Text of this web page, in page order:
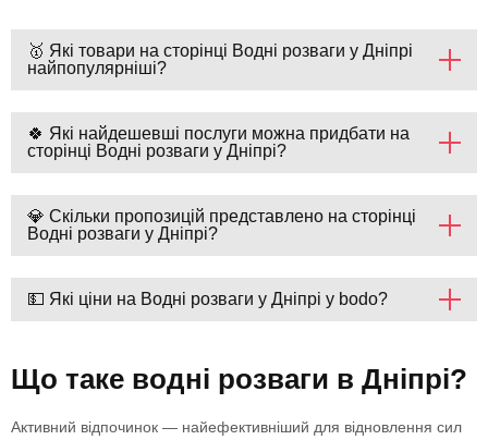
🥇 Які товари на сторінці Водні розваги у Дніпрі
найпопулярніші?
🍀 Які найдешевші послуги можна придбати на
сторінці Водні розваги у Дніпрі?
💎 Скільки пропозицій представлено на сторінці
Водні розваги у Дніпрі?
💵 Які ціни на Водні розваги у Дніпрі у bodo?
Що таке водні розваги в Дніпрі?
Активний відпочинок — найефективніший для відновлення сил